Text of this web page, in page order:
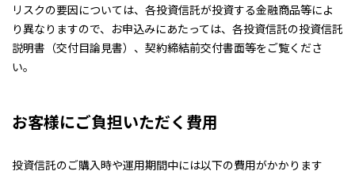
リスクの要因については、各投資信託が投資する金融商品等によ
り異なりますので、お申込みにあたっては、各投資信託の投資信託
説明書（交付目論見書）、契約締結前交付書面等をご覧くださ
い。
お客様にご負担いただく費用
投資信託のご購入時や運用期間中には以下の費用がかかります